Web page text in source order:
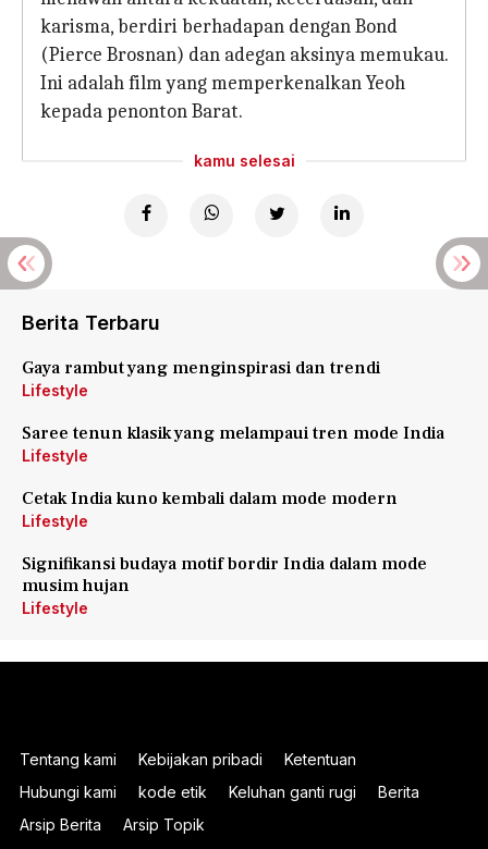
karisma, berdiri berhadapan dengan Bond
(Pierce Brosnan) dan adegan aksinya memukau.
Ini adalah film yang memperkenalkan Yeoh
kepada penonton Barat.
kamu selesai
Berita Terbaru
Gaya rambut yang menginspirasi dan trendi
Lifestyle
Saree tenun klasik yang melampaui tren mode India
Lifestyle
Cetak India kuno kembali dalam mode modern
Lifestyle
Signifikansi budaya motif bordir India dalam mode
musim hujan
Lifestyle
Tentang kami Kebijakan pribadi
Ketentuan
Hubungi kami
kode etik Keluhan ganti rugi
Berita
Arsip Berita
Arsip Topik